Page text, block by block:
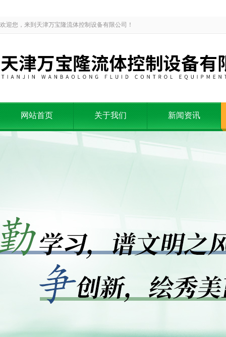
欢迎您，来到天津万宝隆流体控制设备有限公司！
网站首页 关于我们 新闻资讯